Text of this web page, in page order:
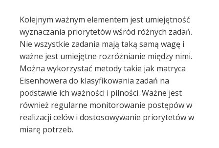
Kolejnym ważnym elementem jest umiejętność
wyznaczania priorytetów wśród różnych zadań.
Nie wszystkie zadania mają taką samą wagę i
ważne jest umiejętne rozróżnianie między nimi.
Można wykorzystać metody takie jak matryca
Eisenhowera do klasyfikowania zadań na
podstawie ich ważności i pilności. Ważne jest
również regularne monitorowanie postępów w
realizacji celów i dostosowywanie priorytetów w
miarę potrzeb.